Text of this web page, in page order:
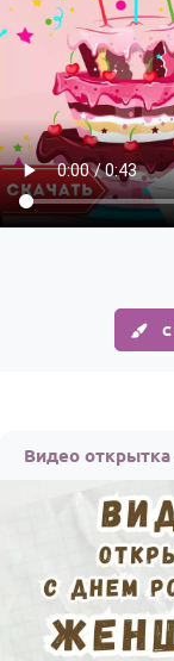
Видео